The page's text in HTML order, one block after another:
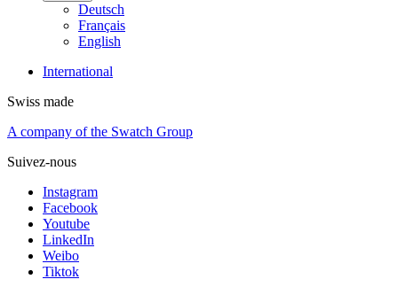
Deutsch
Français
English
International
Swiss made
A company of the Swatch Group
Suivez-nous
Instagram
Facebook
Youtube
LinkedIn
Weibo
Tiktok